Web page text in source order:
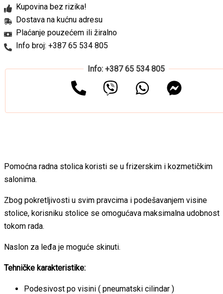
Kupovina bez rizika!
Dostava na kućnu adresu
Plaćanje pouzećem ili žiralno
Info broj: +387 65 534 805
Info: +387 65 534 805
Pomoćna radna stolica koristi se u frizerskim i kozmetičkim
salonima.
Zbog pokretljivosti u svim pravcima i podešavanjem visine
stolice, korisniku stolice se omogućava maksimalna udobnost
tokom rada.
Naslon za leđa je moguće skinuti.
Tehničke karakteristike:
Podesivost po visini ( pneumatski cilindar )